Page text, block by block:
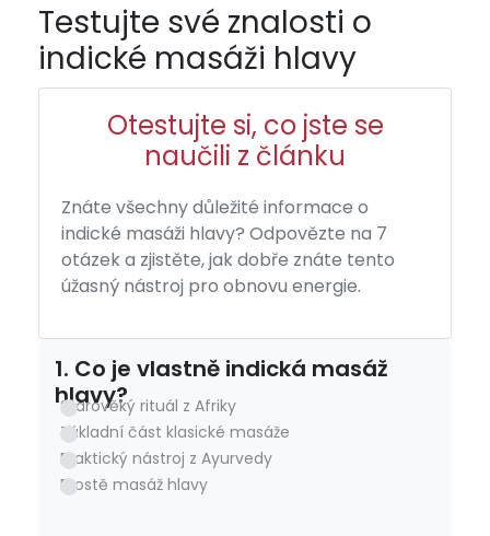
Testujte své znalosti o
indické masáži hlavy
Otestujte si, co jste se
naučili z článku
Znáte všechny důležité informace o
indické masáži hlavy? Odpovězte na 7
otázek a zjistěte, jak dobře znáte tento
úžasný nástroj pro obnovu energie.
1. Co je vlastně indická masáž
hlavy?
Starověký rituál z Afriky
Základní část klasické masáže
Praktický nástroj z Ayurvedy
Prostě masáž hlavy